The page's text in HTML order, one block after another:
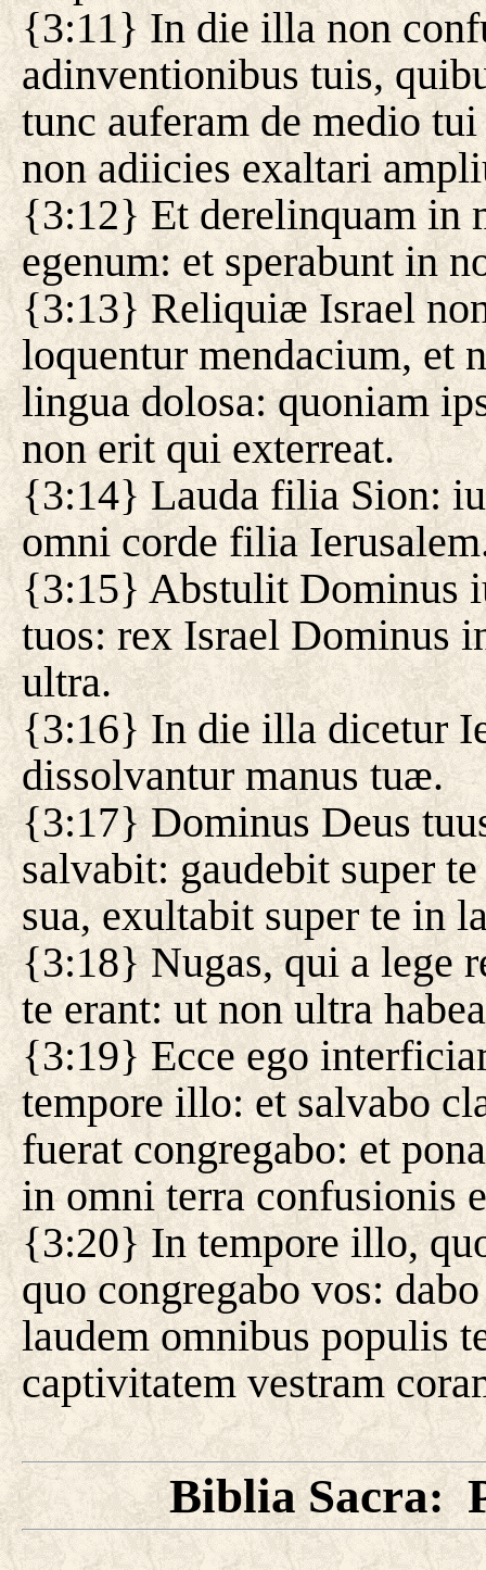
{3:11} In die illa non
adinventionibus tuis,
tunc auferam de medio
non adiicies exaltari
{3:12} Et derelinquam in
egenum: et sperabunt in
{3:13} Reliquiæ Israel
loquentur mendacium, et
lingua dolosa: quoniam
non erit qui exterreat.
{3:14} Lauda filia Sion:
omni corde filia
{3:15} Abstulit Dominus
tuos: rex Israel Dominus
ultra.
{3:16} In die illa dicetur
dissolvantur manus tuæ.
{3:17} Dominus Deus
salvabit: gaudebit super
sua, exultabit super te in
{3:18} Nugas, qui a lege
te erant: ut non ultra
{3:19} Ecce ego
tempore illo: et salvabo
fuerat congregabo: et
in omni terra confusionis
{3:20} In tempore illo,
quo congregabo vos:
laudem omnibus populis
captivitatem vestram
Biblia Sacra: